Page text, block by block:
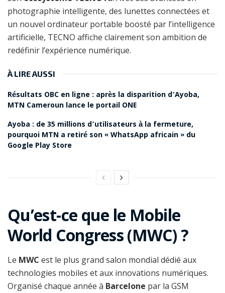
photographie intelligente, des lunettes connectées et
un nouvel ordinateur portable boosté par l’intelligence
artificielle, TECNO affiche clairement son ambition de
redéfinir l’expérience numérique.
À LIRE AUSSI
Résultats OBC en ligne : après la disparition d’Ayoba,
MTN Cameroun lance le portail ONE
Ayoba : de 35 millions d’utilisateurs à la fermeture,
pourquoi MTN a retiré son « WhatsApp africain » du
Google Play Store
Qu’est-ce que le Mobile
World Congress (MWC) ?
Le MWC est le plus grand salon mondial dédié aux
technologies mobiles et aux innovations numériques.
Organisé chaque année à Barcelone par la GSM